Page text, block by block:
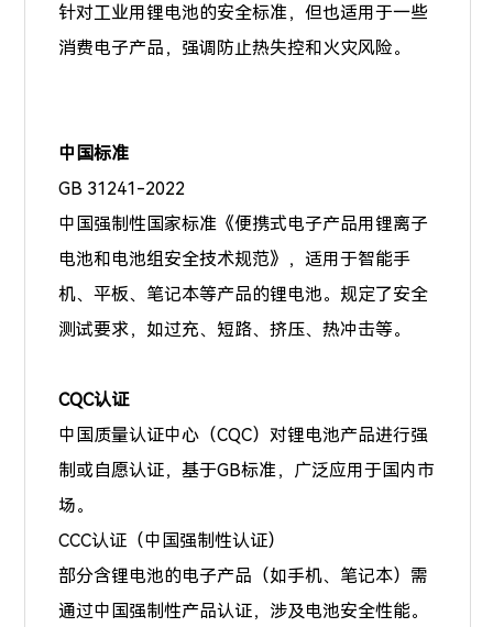
针对工业用锂电池的安全标准，但也适用于一些
消费电子产品，强调防止热失控和火灾风险。
中国标准
GB 31241-2022
中国强制性国家标准《便携式电子产品用锂离子
电池和电池组安全技术规范》，适用于智能手
机、平板、笔记本等产品的锂电池。规定了安全
测试要求，如过充、短路、挤压、热冲击等。
CQC认证
中国质量认证中心（CQC）对锂电池产品进行强
制或自愿认证，基于GB标准，广泛应用于国内市
场。
CCC认证（中国强制性认证）
部分含锂电池的电子产品（如手机、笔记本）需
通过中国强制性产品认证，涉及电池安全性能。